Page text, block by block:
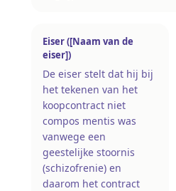
Eiser ([Naam van de
eiser])
De eiser stelt dat hij bij
het tekenen van het
koopcontract niet
compos mentis was
vanwege een
geestelijke stoornis
(schizofrenie) en
daarom het contract